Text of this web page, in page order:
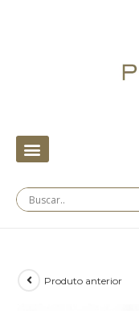
Produto anterior